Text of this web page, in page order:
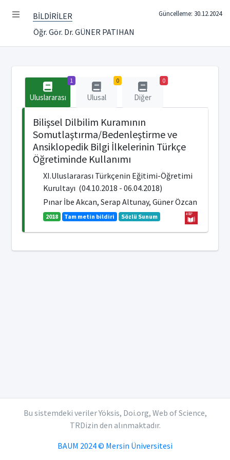
BİLDİRİLER
Öğr. Gör. Dr. GÜNER PATIHAN
Güncelleme: 30.12.2024
1
Uluslararası
0
Ulusal
0
Diğer
Bilişsel Dilbilim Kuramının
Somutlaştırma/Bedenleştirme ve
Ansiklopedik Bilgi İlkelerinin Türkçe
Öğretiminde Kullanımı
XI.Uluslararası Türkçenin Eğitimi-Öğretimi
Kurultayı ‎ (04.10.2018 - 06.04.2018)
Pınar İbe Akcan, Serap Altunay, Güner Özcan
2018 Tam metin bildiri Sözlü Sunum
Bu sistemdeki veriler Yöksis, Doi.org, Web of Science,
TRDizin den alınmaktadır.
BAUM 2024 © Mersin Üniversitesi